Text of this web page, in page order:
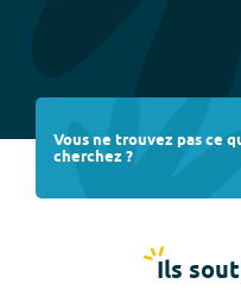
Vous ne trouvez pas ce
cherchez ?
Ils